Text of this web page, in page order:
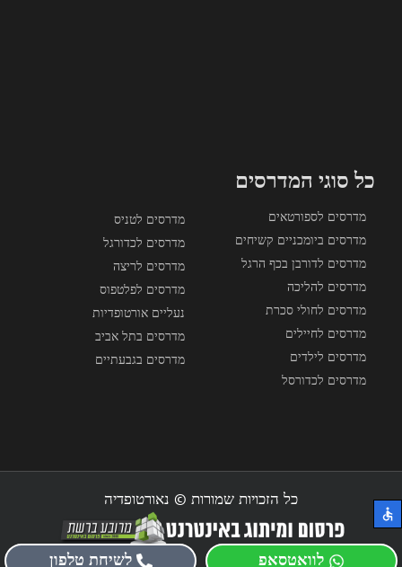
כל סוגי המדרסים
מדרסים לספורטאים
מדרסים ביומכניים קשיחים
מדרסים לדורבן בכף הרגל
מדרסים להליכה
מדרסים לחולי סכרת
מדרסים לחיילים
מדרסים לילדים
מדרסים לכדורסל
מדרסים לטניס
מדרסים לכדורגל
מדרסים לריצה
מדרסים לפלטפוס
נעליים אורטופדיות
מדרסים בתל אביב
מדרסים בגבעתיים
כל הזכויות שמורות © נאורטופדיה
לוואטסאפ לשיחת טלפון